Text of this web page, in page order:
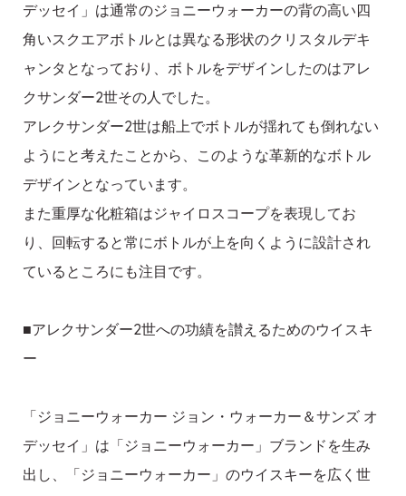
デッセイ」は通常のジョニーウォーカーの背の高い四
角いスクエアボトルとは異なる形状のクリスタルデキ
ャンタとなっており、ボトルをデザインしたのはアレ
クサンダー2世その人でした。
アレクサンダー2世は船上でボトルが揺れても倒れない
ようにと考えたことから、このような革新的なボトル
デザインとなっています。
また重厚な化粧箱はジャイロスコープを表現してお
り、回転すると常にボトルが上を向くように設計され
ているところにも注目です。
■アレクサンダー2世への功績を讃えるためのウイスキ
ー
「ジョニーウォーカー ジョン・ウォーカー＆サンズ オ
デッセイ」は「ジョニーウォーカー」ブランドを生み
出し、「ジョニーウォーカー」のウイスキーを広く世